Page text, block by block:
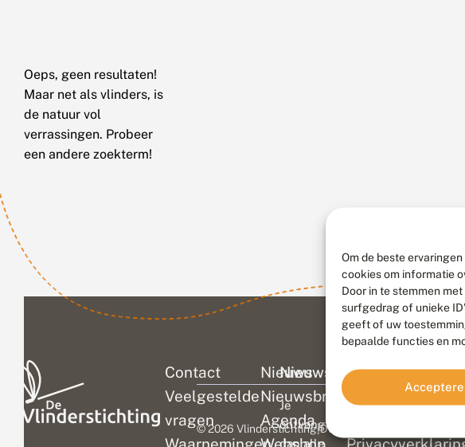
Om de beste
cookies om informatie
Door in te stemmen
surfgedrag of unieke
geeft of uw
bepaalde functies en
Oeps, geen resultaten!
Maar net als vlinders, is
de natuur vol
verrassingen. Probeer
een andere zoekterm!
Contact
Veelgestelde
vragen
Nieuws
Nieuwsbrief
Agenda
Colofon
Disclaimer
Nieuwsbrief
Je
ontvangt
dan alle
© 2026 Vlinderstichting|Duurzaam ontwikkeld door